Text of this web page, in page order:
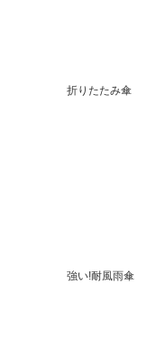
折りたたみ傘
強い!耐風雨傘